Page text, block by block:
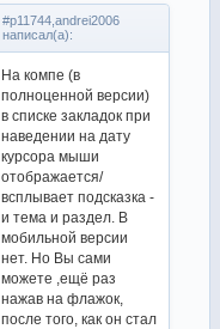
#p11744,andrei2006
написал(а):
На компе (в
полноценной версии)
в списке закладок при
наведении на дату
курсора мыши
отображается/
всплывает подсказка -
и тема и раздел. В
мобильной версии
нет. Но Вы сами
можете ,ещё раз
нажав на флажок,
после того, как он стал